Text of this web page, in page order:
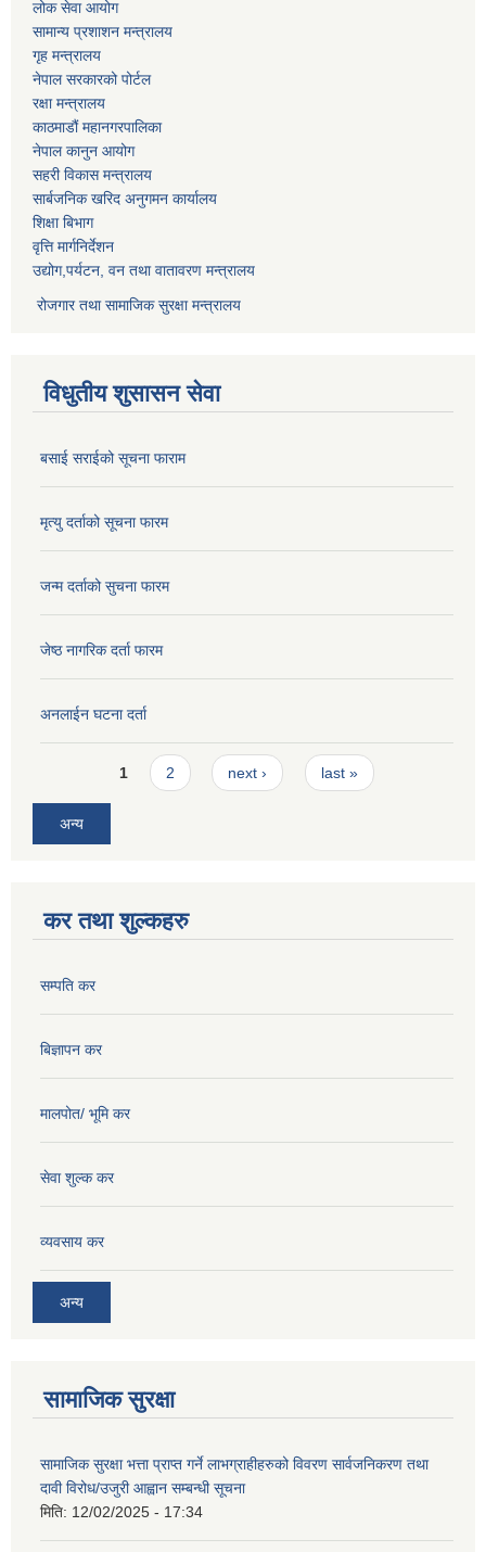
लोक सेवा आयोग
सामान्य प्रशाशन मन्त्रालय
गृह मन्त्रालय
नेपाल सरकारको पोर्टल
रक्षा मन्त्रालय
काठमाडौं महानगरपालिका
नेपाल कानुन आयोग
सहरी विकास मन्त्रालय
सार्बजनिक खरिद अनुगमन कार्यालय
शिक्षा बिभाग
वृत्ति मार्गनिर्देशन
उद्योग,पर्यटन, वन तथा वातावरण मन्त्रालय
रोजगार तथा सामाजिक सुरक्षा मन्त्रालय
विधुतीय शुसासन सेवा
बसाई सराईको सूचना फाराम
मृत्यु दर्ताको सूचना फारम
जन्म दर्ताको सुचना फारम
जेष्ठ नागरिक दर्ता फारम
अनलाईन घटना दर्ता
Pages1 2 next › last »
अन्य
कर तथा शुल्कहरु
सम्पति कर
बिज्ञापन कर
मालपोत/ भूमि कर
सेवा शुल्क कर
व्यवसाय कर
अन्य
सामाजिक सुरक्षा
सामाजिक सुरक्षा भत्ता प्राप्त गर्ने लाभग्राहीहरुको विवरण सार्वजनिकरण तथा
दावी विरोध/उजुरी आह्वान सम्बन्धी सूचना
मिति: 12/02/2025 - 17:34